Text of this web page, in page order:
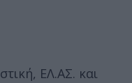
ΕΛ.ΑΣ. και